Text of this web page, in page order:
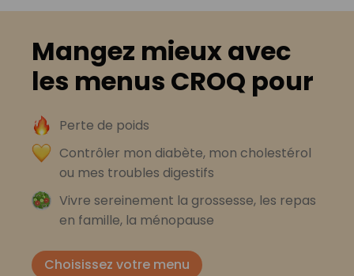
Mangez mieux avec
les menus CROQ pour
Perte de poids
Contrôler mon diabète, mon cholestérol
ou mes troubles digestifs
Vivre sereinement la grossesse, les repas
en famille, la ménopause
Choisissez votre menu